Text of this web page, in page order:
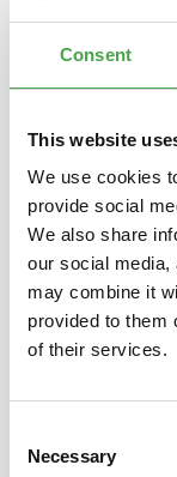
Consent
This website
We use cookies
provide social
We also share
our social media,
may combine it
provided to them
of their services.
Selection
Necessary